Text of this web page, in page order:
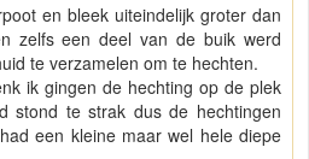
en bleek uiteindelijk groter dan
zelfs een deel van de buik werd
te verzamelen om te hechten.
ik gingen de hechting op de plek
stond te strak dus de hechtingen
een kleine maar wel hele diepe